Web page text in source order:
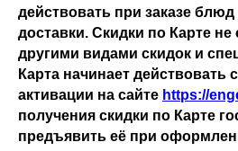
действовать при заказе блюд
доставки. Скидки по Карте
другими видами скидок и
Карта начинает действовать
активации на сайте https://
получения скидки по Карте
предъявить её при